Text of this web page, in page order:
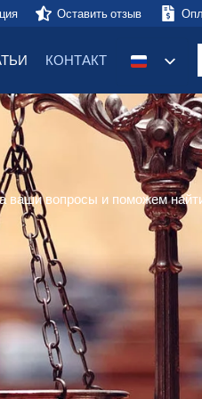
Оставить отзыв
КОНТАКТ
ваши вопросы и поможем